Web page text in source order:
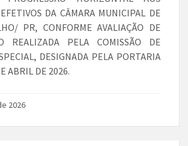
DA CÂMARA MUNICIPAL DE
PR, CONFORME AVALIAÇÃO DE
REALIZADA PELA COMISSÃO DE
DESIGNADA PELA PORTARIA
ABRIL DE 2026.
2026